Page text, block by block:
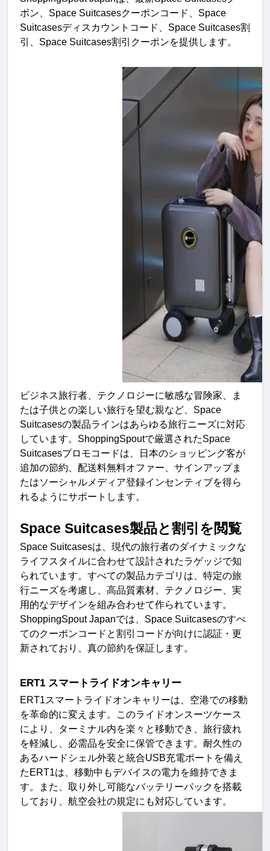
ポン、 Space Suitcasesクーポンコード、 Space
Suitcasesディスカウントコード、 Space Suitcases割
引、 Space Suitcases割引クーポンを提供します。
ビジネス旅行者、テクノロジーに敏感な冒険家、ま
たは子供との楽しい旅行を望む親など、 Space
Suitcasesの製品ラインはあらゆる旅行ニーズに対応
しています。 ShoppingSpoutで厳選されたSpace
Suitcasesプロモコードは、日本のショッピング客が
追加の節約、配送料無料オファー、サインアップま
たはソーシャルメディア登録インセンティブを得ら
れるようにサポートします。
Space Suitcases製品と割引を閲覧
Space Suitcasesは、現代の旅行者のダイナミックな
ライフスタイルに合わせて設計されたラゲッジで知
られています。すべての製品カテゴリは、特定の旅
行ニーズを考慮し、高品質素材、テクノロジー、実
用的なデザインを組み合わせて作られています。
ShoppingSpout Japanでは、 Space Suitcasesのすべ
てのクーポンコードと割引コードが向けに認証・更
新されており、真の節約を保証します。
ERT1 スマートライドオンキャリー
ERT1スマートライドオンキャリーは、空港での移動
を革命的に変えます。このライドオンスーツケース
により、ターミナル内を楽々と移動でき、旅行疲れ
を軽減し、必需品を安全に保管できます。耐久性の
あるハードシェル外装と統合USB充電ポートを備え
た ERT1は、移動中もデバイスの電力を維持できま
す。また、取り外し可能なバッテリーパックを搭載
しており、航空会社の規定にも対応しています。